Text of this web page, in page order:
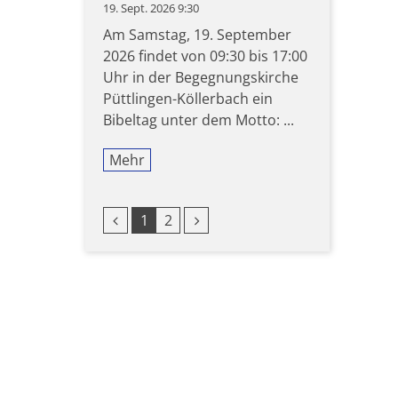
19. Sept. 2026 9:30
Am Samstag, 19. September
2026 findet von 09:30 bis 17:00
Uhr in der Begegnungskirche
Püttlingen-Köllerbach ein
Bibeltag unter dem Motto: ...
Mehr
Vorherige Seite
1 2 Nächste Seite